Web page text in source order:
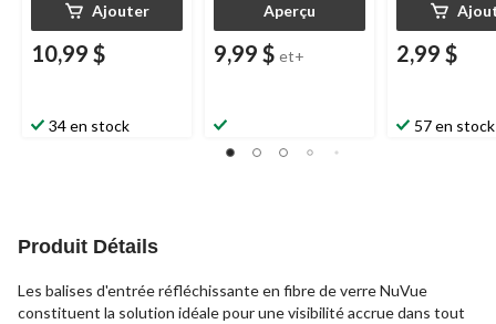
Ajouter
10,99 $
34 en stock
Aperçu
9,99 $ et+ 2,99 $
57 en stock
Produit Détails
Les balises d'entrée réfléchissante en fibre de verre NuVue
constituent la solution idéale pour une visibilité accrue dans tout